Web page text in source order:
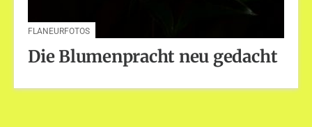
FLANEURFOTOS
Die Blumenpracht neu gedacht